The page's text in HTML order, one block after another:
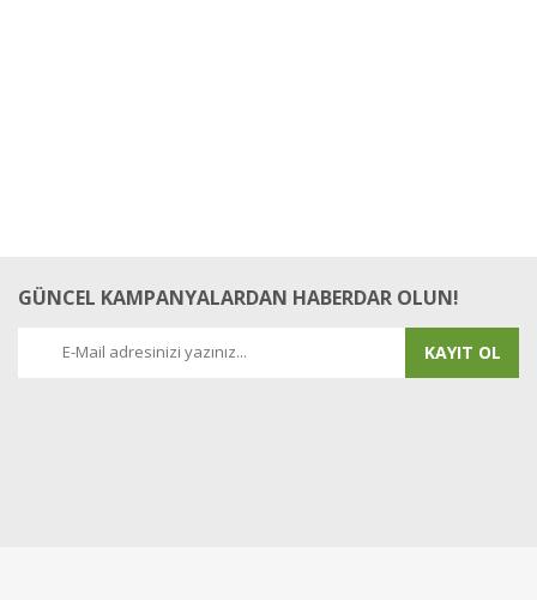
GÜNCEL KAMPANYALARDAN HABERDAR OLUN!
KAYIT OL